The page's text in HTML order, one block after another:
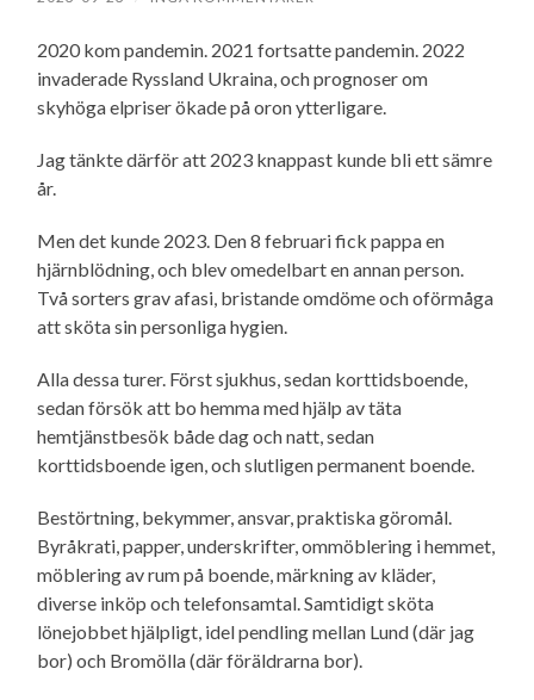
2020 kom pandemin. 2021 fortsatte pandemin. 2022
invaderade Ryssland Ukraina, och prognoser om
skyhöga elpriser ökade på oron ytterligare.
Jag tänkte därför att 2023 knappast kunde bli ett sämre
år.
Men det kunde 2023. Den 8 februari fick pappa en
hjärnblödning, och blev omedelbart en annan person.
Två sorters grav afasi, bristande omdöme och oförmåga
att sköta sin personliga hygien.
Alla dessa turer. Först sjukhus, sedan korttidsboende,
sedan försök att bo hemma med hjälp av täta
hemtjänstbesök både dag och natt, sedan
korttidsboende igen, och slutligen permanent boende.
Bestörtning, bekymmer, ansvar, praktiska göromål.
Byråkrati, papper, underskrifter, ommöblering i hemmet,
möblering av rum på boende, märkning av kläder,
diverse inköp och telefonsamtal. Samtidigt sköta
lönejobbet hjälpligt, idel pendling mellan Lund (där jag
bor) och Bromölla (där föräldrarna bor).